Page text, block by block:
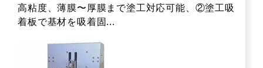
高粘度、薄膜〜厚膜まで塗工対応可能、②塗工吸
着板で基材を吸着固...